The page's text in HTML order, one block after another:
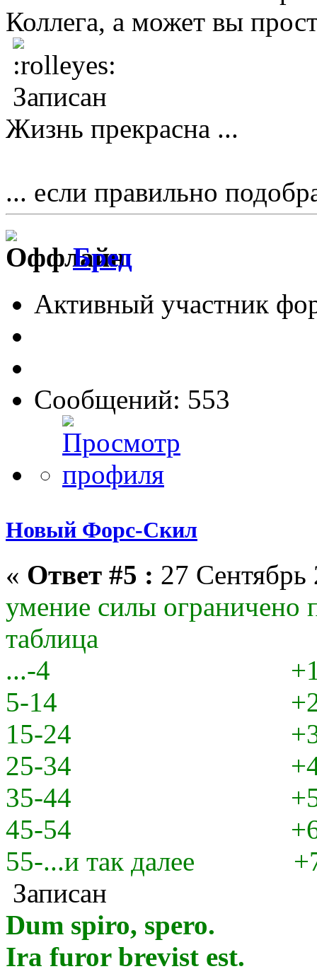
Коллега, а может вы
Записан
Жизнь прекрасна ...
... если правильно
Бред
Активный участник
Сообщений: 553
Новый Форс-Скил
« Ответ #5 : 27
умение силы ограничено
таблица
...-4
5-14
15-24
25-34
35-44
45-54
55-...и так далее
Записан
Dum spiro, spero.
Ira furor brevist est.